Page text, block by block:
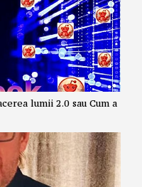
lumii 2.0 sau Cum a